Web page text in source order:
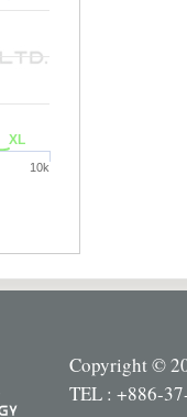
XL
10k
Copyright ©
TEL : +886-